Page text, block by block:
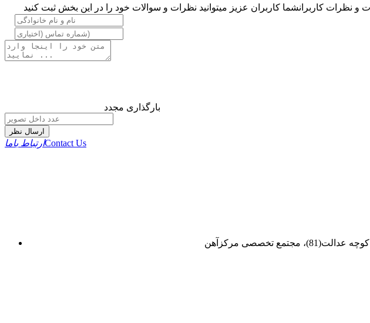
و نظرات کاربرانشما کاربران عزیز میتوانید نظرات و سوالات خود را در این بخش ثبت کنید
بارگذاری مجدد
ارسال نظر
ارتباط باماContact Us
تخصصی مرکزآهن